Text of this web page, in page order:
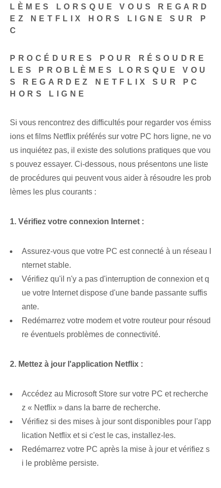
LÈMES LORSQUE VOUS REGARD
EZ NETFLIX HORS LIGNE SUR P
C
PROCÉDURES POUR RÉSOUDRE
LES PROBLÈMES LORSQUE VOU
S REGARDEZ NETFLIX SUR PC
HORS LIGNE
Si vous rencontrez des difficultés pour regarder vos émiss
ions et films Netflix préférés sur votre PC hors ligne, ne vo
us inquiétez pas, il existe des solutions pratiques que vou
s pouvez essayer. Ci-dessous, nous présentons une liste​
de procédures qui peuvent vous aider à résoudre les prob
lèmes les plus courants :
1. Vérifiez votre connexion Internet :
Assurez-vous que votre PC est connecté à un réseau I
nternet stable.
Vérifiez qu'il n'y a pas d'interruption de connexion et q
ue votre Internet dispose d'une bande passante suffis
ante.
Redémarrez votre modem et votre routeur ‌pour résoud
re ⁢éventuels problèmes de connectivité.
2. Mettez à jour l'application Netflix :
Accédez au Microsoft Store sur votre PC et recherche
z « Netflix » dans la barre de recherche.
Vérifiez si des mises à jour sont disponibles pour l'app
lication Netflix et si c'est le cas, installez-les.
Redémarrez votre PC après la mise à jour et vérifiez s
i le problème persiste.